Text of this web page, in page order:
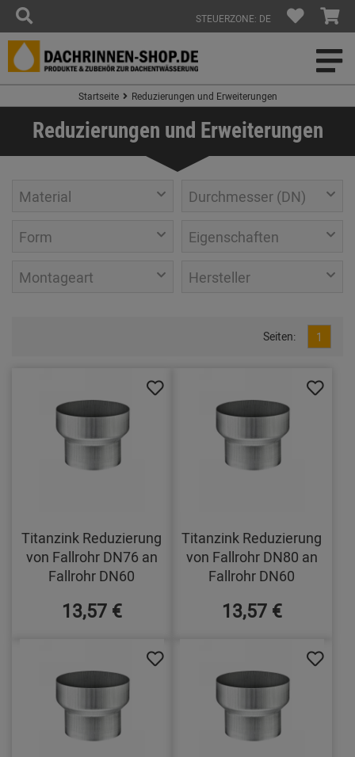
STEUERZONE: DE
Startseite Reduzierungen und Erweiterungen
Reduzierungen und Erweiterungen
Material Durchmesser (DN)
Form Eigenschaften
Montageart Hersteller
Seiten: 1
Titanzink Reduzierung
von Fallrohr DN76 an
Fallrohr DN60
13,57 €
Titanzink Reduzierung
von Fallrohr DN80 an
Fallrohr DN60
13,57 €